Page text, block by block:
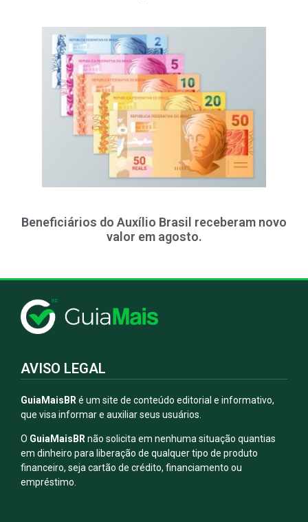
Beneficiários do Auxílio Brasil receberam novo
valor em agosto.
AVISO LEGAL
GuiaMaisBR é um site de conteúdo editorial e informativo,
que visa informar e auxiliar seus usuários.
O GuiaMaisBR não solicita em nenhuma situação quantias
em dinheiro para liberação de qualquer tipo de produto
financeiro, seja cartão de crédito, financiamento ou
empréstimo.